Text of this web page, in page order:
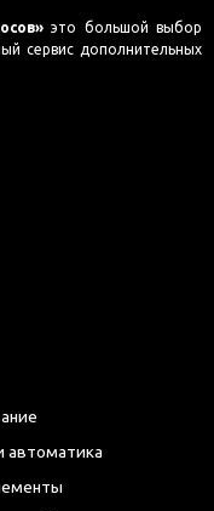
это большой выбор
сервис дополнительных
автоматика